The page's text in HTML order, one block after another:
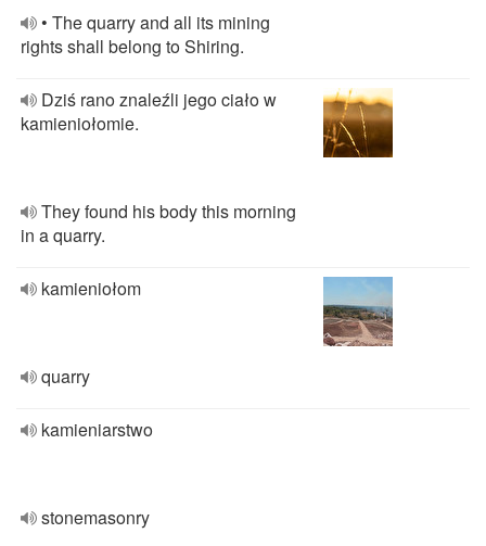
• The quarry and all its mining
rights shall belong to Shiring.
Dziś rano znaleźli jego ciało w
kamieniołomie.
They found his body this morning
in a quarry.
kamieniołom
quarry
kamieniarstwo
stonemasonry